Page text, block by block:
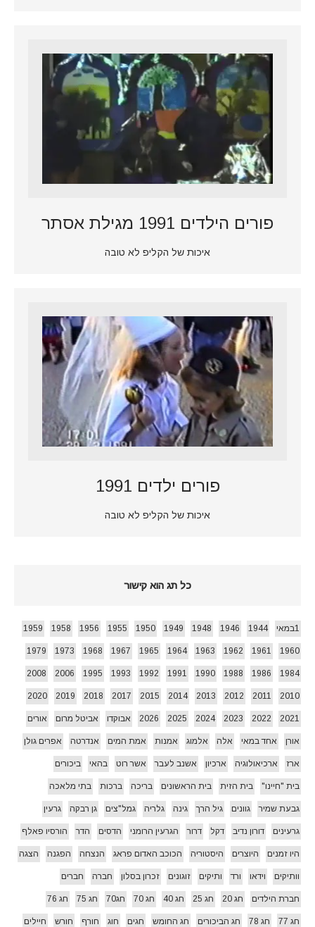
פורים הילדים 1991 מגילת אסתר
איכות של הקליפ לא טובה
פורים ילדים 1991
איכות של הקליפ לא טובה
כל תג הוא קישור
1במאי 1944
1946
1948
1949
1950
1955
1956
1958
1959
1960
1961
1962
1963
1964
1965
1967
1968
1973
1979
1984
1986
1988
1990
1991
1992
1993
1995
2006
2008
2010
2011
2012
2013
2014
2015
2017
2018
2019
2020
2021
2022
2023
2024
2025
2026 אבוקדו אביטל מרום אורים
אורן אחד במאי אלה אלמוג אמנות אמת המים אנדרטה אפרים גולן
ארז ארכיאולוגיה ארכיון אשנב לעבר אשר רוט בהאי ביכורים
בית "חיינו" בית הזית בית הראשונים בריכה ברכות בתי מלאכה
גבעת שמיר גוונים גיל הרך גינה גלריה גמל"צים גן רבקה גרעין
גרעינים דורון נדיב דקל דרור הגרעין הרומני הדסים הדר הורסיו פאלף
היו זמנים היוצרים היסטוריה הכוכב האדום פראג הנצחה הפגנה הצגה
וותיקים וידאו ורד ותיקים זוגונים זכרון בסלון חברה חברים
חברת הילדים חג 20 חג 25 חג 40 חג 70 חג70 חג 75 חג 76
חג 77 חג 78 חג הביכורים חג החומש חגים חוג חורף חורש חיילים